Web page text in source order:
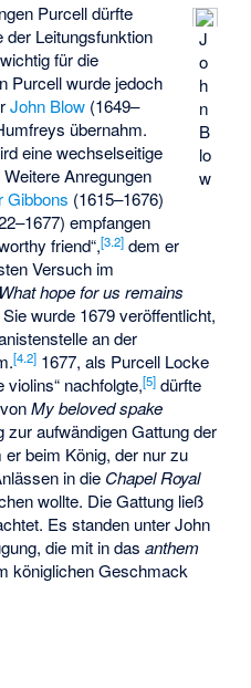
J
o
h
n
B
lo
w
Purcell dürfte
Leitungsfunktion
für die
Purcell wurde jedoch
John Blow (1649–
übernahm.
eine wechselseitige
Anregungen
Gibbons (1615–1676)
empfangen
friend“,[3.2] dem er
Versuch im
What hope for us remains
Sie wurde 1679 veröffentlicht,
an der
[4.2] 1677, als Purcell Locke
violins“ nachfolgte,[5] dürfte
vonMy beloved spake
aufwändigen Gattung der
er beim König, der nur zu
in die Chapel Royal
wollte. Die Gattung ließ
Es standen unterJohn
die mit in dasanthem
königlichen Geschmack